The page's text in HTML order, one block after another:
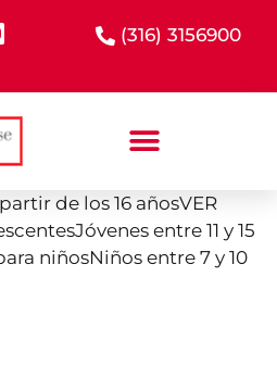
(316) 3156900
de los 16 añosVER
entre 11 y 15
niñosNiños entre 7 y 10